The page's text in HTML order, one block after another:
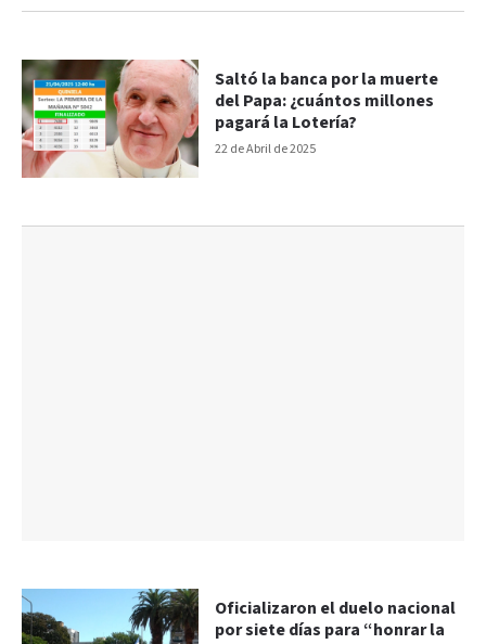
22 de Abril de 2025
Saltó la banca por la muerte
del Papa: ¿cuántos millones
pagará la Lotería?
Oficializaron el duelo nacional
por siete días para “honrar la